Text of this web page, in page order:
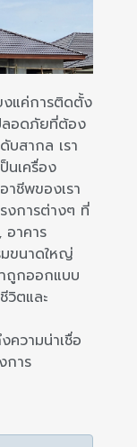
งแค่การติดตั้ง
ลอดภัยที่ต้อง
บสากล เรา
นเครื่อง
ชีพของเรา
งการต่างๆ ที่
อาคาร
ขนาดใหญ่
ถูกออกแบบ
ตและ
ความน่าเชื่อ
การ